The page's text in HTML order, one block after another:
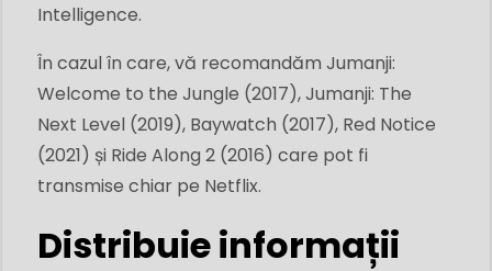
Intelligence.
În cazul în care, vă recomandăm Jumanji:
Welcome to the Jungle (2017), Jumanji: The
Next Level (2019), Baywatch (2017), Red Notice
(2021) și Ride Along 2 (2016) care pot fi
transmise chiar pe Netflix.
Distribuie informații